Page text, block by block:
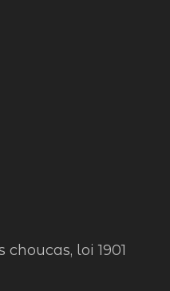
loi 1901